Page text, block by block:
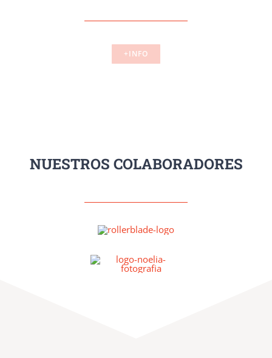
+INFO
NUESTROS COLABORADORES